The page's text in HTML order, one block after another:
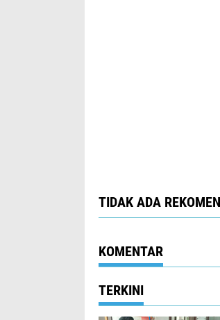
TIDAK ADA
KOMENTAR
TERKINI